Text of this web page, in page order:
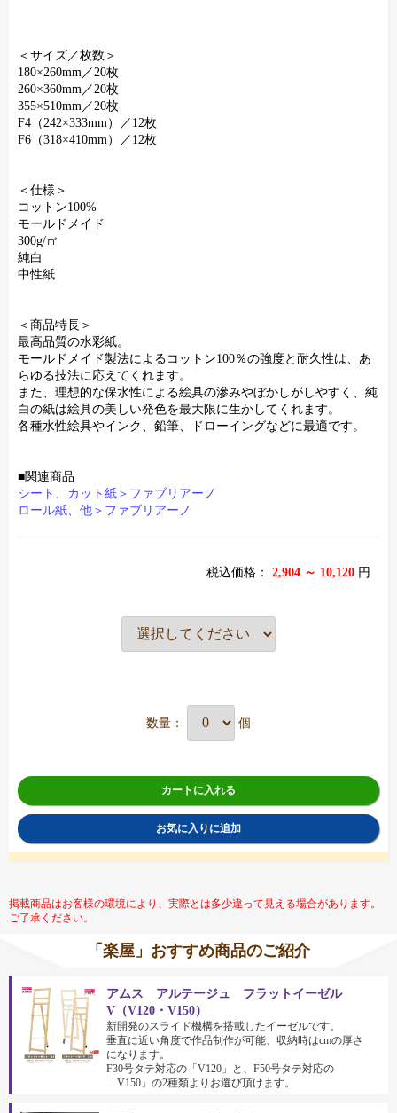
＜サイズ／枚数＞
180×260mm／20枚
260×360mm／20枚
355×510mm／20枚
F4（242×333mm）／12枚
F6（318×410mm）／12枚
＜仕様＞
コットン100%
モールドメイド
300g/㎡
純白
中性紙
＜商品特長＞
最高品質の水彩紙。
モールドメイド製法によるコットン100％の強度と耐久性は、あ
らゆる技法に応えてくれます。
また、理想的な保水性による絵具の滲みやぼかしがしやすく、純
白の紙は絵具の美しい発色を最大限に生かしてくれます。
各種水性絵具やインク、鉛筆、ドローイングなどに最適です。
■関連商品
シート、カット紙＞ファブリアーノ
ロール紙、他＞ファブリアーノ
税込価格： 2,904 ～ 10,120 円
数量： 個
カートに入れる
お気に入りに追加
掲載商品はお客様の環境により、実際とは多少違って見える場合があります。
ご了承ください。
「楽屋」おすすめ商品のご紹介
アムス アルテージュ フラットイーゼル
V（V120・V150）
新開発のスライド機構を搭載したイーゼルです。
垂直に近い角度で作品制作が可能、収納時はcmの厚さ
になります。
F30号タテ対応の「V120」と、F50号タテ対応の
「V150」の2種類よりお選び頂けます。